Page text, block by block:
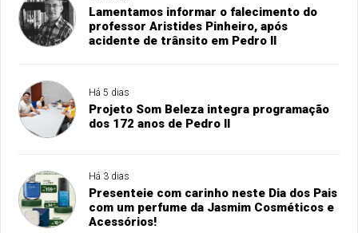
Lamentamos informar o falecimento do
professor Aristides Pinheiro, após
acidente de trânsito em Pedro II
Há 5 dias
Projeto Som Beleza integra programação
dos 172 anos de Pedro II
Há 3 dias
Presenteie com carinho neste Dia dos Pais
com um perfume da Jasmim Cosméticos e
Acessórios!